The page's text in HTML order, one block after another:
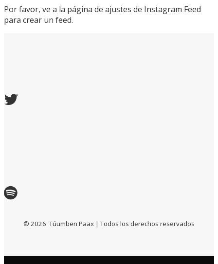
Por favor, ve a la página de ajustes de Instagram Feed
para crear un feed.
© 2026 Túumben Paax | Todos los derechos reservados